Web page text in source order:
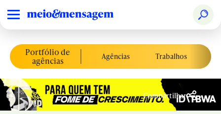
Portfólio de
agências Agências Trabalhos
Compartilhar